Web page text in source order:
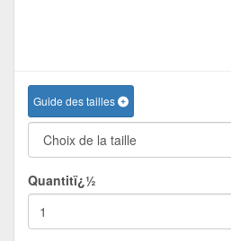
Guide des tailles
Quantitï¿½